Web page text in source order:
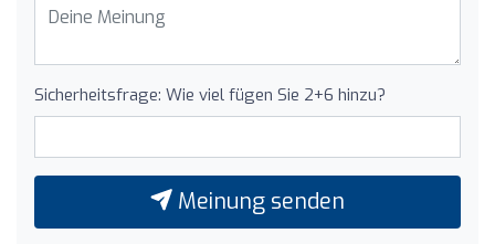
Sicherheitsfrage: Wie viel fügen Sie 2+6 hinzu?
Meinung senden